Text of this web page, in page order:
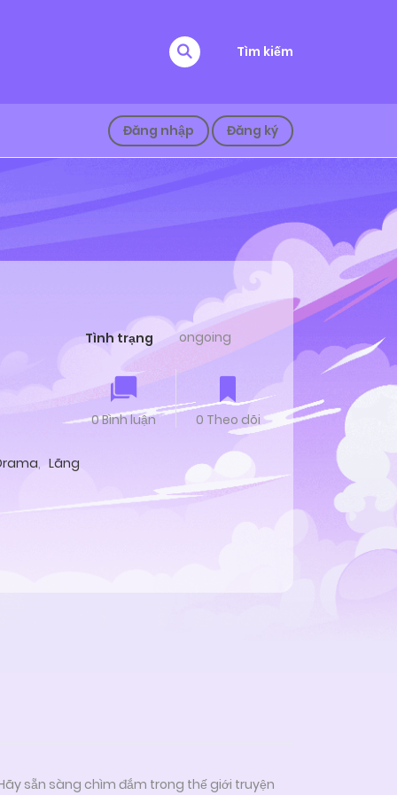
Tìm kiếm
Đăng nhập Đăng ký
, Lãng
Tình trạng ongoing
0 Bình luận 0 Theo dõi
sẵn sàng chìm đắm trong thế giới truyện